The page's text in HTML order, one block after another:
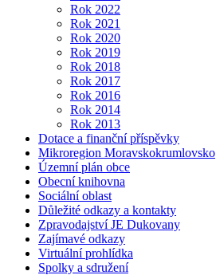
Rok 2022
Rok 2021
Rok 2020
Rok 2019
Rok 2018
Rok 2017
Rok 2016
Rok 2014
Rok 2013
Dotace a finanční příspěvky
Mikroregion Moravskokrumlovsko
Územní plán obce
Obecní knihovna
Sociální oblast
Důležité odkazy a kontakty
Zpravodajství JE Dukovany
Zajímavé odkazy
Virtuální prohlídka
Spolky a sdružení